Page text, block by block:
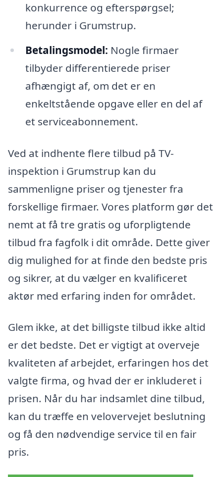
konkurrence og efterspørgsel;
herunder i Grumstrup.
Betalingsmodel: Nogle firmaer
tilbyder differentierede priser
afhængigt af, om det er en
enkeltstående opgave eller en del af
et serviceabonnement.
Ved at indhente flere tilbud på TV-
inspektion i Grumstrup kan du
sammenligne priser og tjenester fra
forskellige firmaer. Vores platform gør det
nemt at få tre gratis og uforpligtende
tilbud fra fagfolk i dit område. Dette giver
dig mulighed for at finde den bedste pris
og sikrer, at du vælger en kvalificeret
aktør med erfaring inden for området.
Glem ikke, at det billigste tilbud ikke altid
er det bedste. Det er vigtigt at overveje
kvaliteten af arbejdet, erfaringen hos det
valgte firma, og hvad der er inkluderet i
prisen. Når du har indsamlet dine tilbud,
kan du træffe en velovervejet beslutning
og få den nødvendige service til en fair
pris.